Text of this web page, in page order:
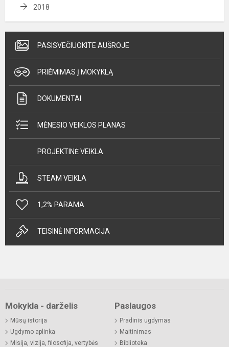
2018
PASISVEČIUOKITE AUŠROJE
PRIĖMIMAS Į MOKYKLĄ
DOKUMENTAI
MĖNESIO VEIKLOS PLANAS
PROJEKTINĖ VEIKLA
STEAM VEIKLA
1,2% PARAMA
TEISINĖ INFORMACIJA
Mokykla - darželis
Mūsų istorija
Ugdymo aplinka
Misija, vizija, filosofija, vertybės
Paslaugos
Pradinis ugdymas
Maitinimas
Biblioteka